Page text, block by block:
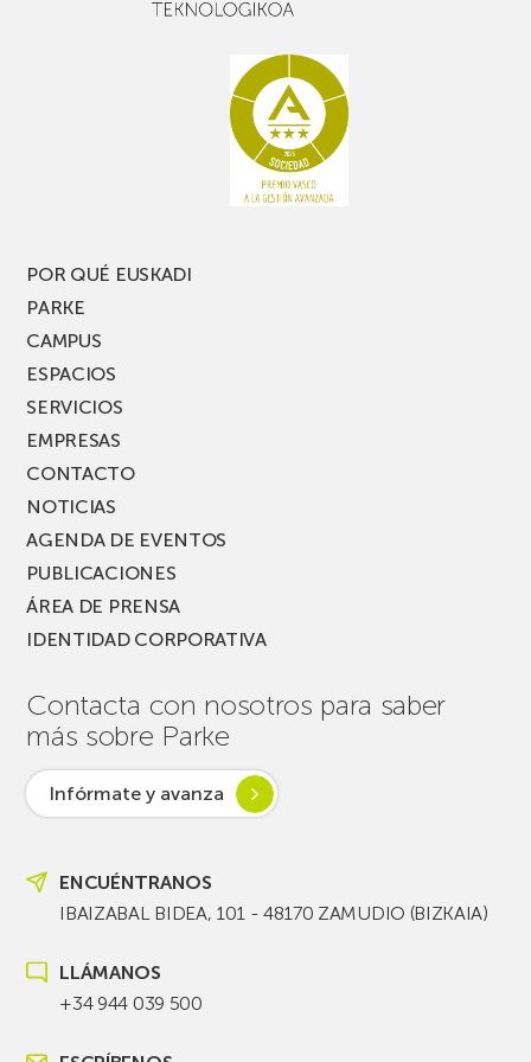
PARKEA
MUSIK
POR QUÉ EUSKADI
PARKE
CAMPUS
ESPACIOS
SERVICIOS
EMPRESAS
CONTACTO
NOTICIAS
AGENDA DE EVENTOS
PUBLICACIONES
ÁREA DE PRENSA
IDENTIDAD CORPORATIVA
Contacta con nosotros para saber
más sobre Parke
Infórmate y avanza
ENCUÉNTRANOS
IBAIZABAL BIDEA, 101 - 48170 ZAMUDIO (BIZKAIA)
LLÁMANOS
+34 944 039 500